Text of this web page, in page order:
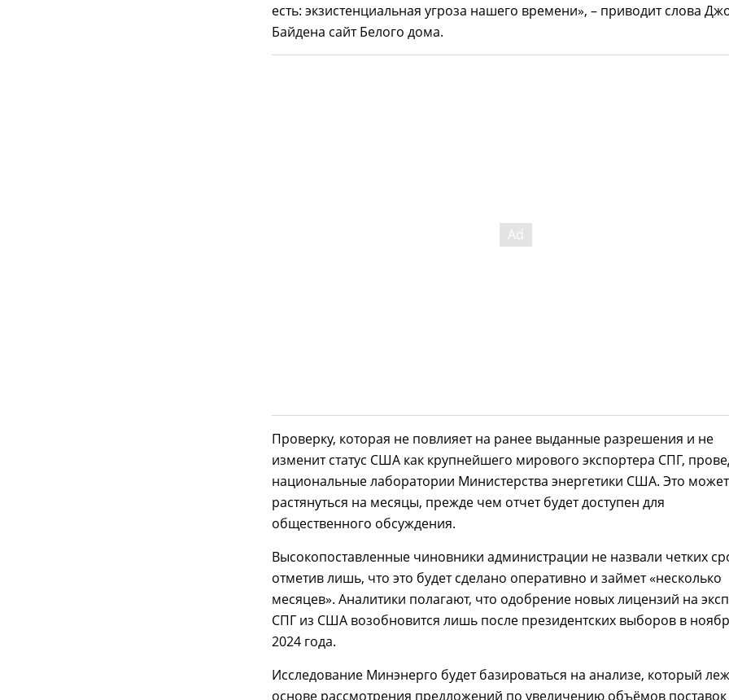
есть: экзистенциальная угроза нашего времени», – приводит слова
Байдена сайт Белого дома.
Проверку, которая не повлияет на ранее выданные разрешения и не
изменит статус США как крупнейшего мирового экспортера СПГ,
национальные лаборатории Министерства энергетики США. Это может
растянуться на месяцы, прежде чем отчет будет доступен для
общественного обсуждения.
Высокопоставленные чиновники администрации не назвали четких
отметив лишь, что это будет сделано оперативно и займет «несколько
месяцев». Аналитики полагают, что одобрение новых лицензий на
СПГ из США возобновится лишь после президентских выборов в
2024 года.
Исследование Минэнерго будет базироваться на анализе, который
основе рассмотрения предложений по увеличению объёмов поставок